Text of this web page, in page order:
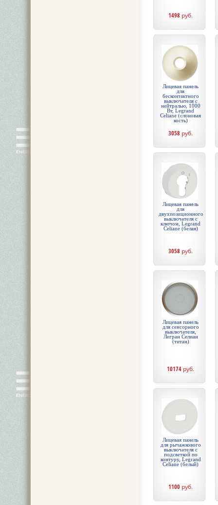
1498 руб.
Лицевая панель
для
бесконтактного
выключателя с
нейтралью, 1000
Вт, Legrand
Celiane (слоновая
кость)
3058 руб.
Лицевая панель
для
двухпозиционного
выключателя с
ключом, Legrand
Celiane (белая)
3058 руб.
Лицевая панель
для сенсорного
выключателя,
Легран Селиан
(титан)
10174 руб.
Лицевая панель
для рычажкового
выключателя с
подсветкой по
контуру, Legrand
Celiane (белый)
1100 руб.